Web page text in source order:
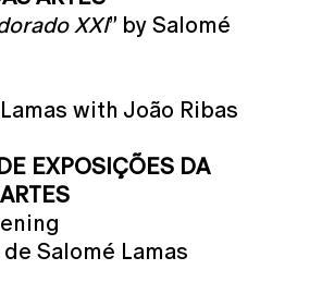
XXI” by Salomé
with João Ribas
EXPOSIÇÕES DA
de Salomé Lamas